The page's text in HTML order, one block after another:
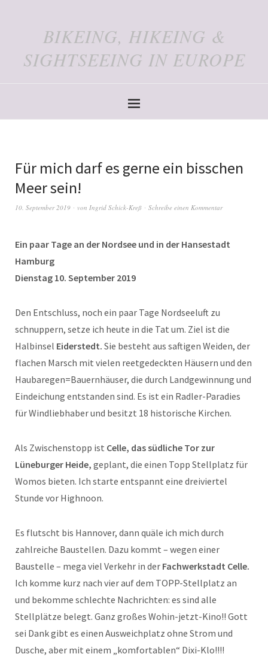
BIKEING, HIKEING &
SIGHTSEEING IN EUROPE
Für mich darf es gerne ein bisschen
Meer sein!
10. September 2019 von Ingrid Schick-Kreß Schreibe einen Kommentar
Ein paar Tage an der Nordsee und in der Hansestadt
Hamburg
Dienstag 10. September 2019
Den Entschluss, noch ein paar Tage Nordseeluft zu
schnuppern, setze ich heute in die Tat um. Ziel ist die
Halbinsel Eiderstedt. Sie besteht aus saftigen Weiden, der
flachen Marsch mit vielen reetgedeckten Häusern und den
Haubaregen=Bauernhäuser, die durch Landgewinnung und
Eindeichung entstanden sind. Es ist ein Radler-Paradies
für Windliebhaber und besitzt 18 historische Kirchen.
Als Zwischenstopp ist Celle, das südliche Tor zur
Lüneburger Heide, geplant, die einen Topp Stellplatz für
Womos bieten. Ich starte entspannt eine dreiviertel
Stunde vor Highnoon.
Es flutscht bis Hannover, dann quäle ich mich durch
zahlreiche Baustellen. Dazu kommt – wegen einer
Baustelle – mega viel Verkehr in der Fachwerkstadt Celle.
Ich komme kurz nach vier auf dem TOPP-Stellplatz an
und bekomme schlechte Nachrichten: es sind alle
Stellplätze belegt. Ganz großes Wohin-jetzt-Kino!! Gott
sei Dank gibt es einen Ausweichplatz ohne Strom und
Dusche, aber mit einem „komfortablen“ Dixi-Klo!!!!